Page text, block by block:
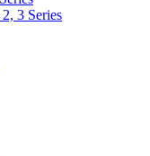
3 Series